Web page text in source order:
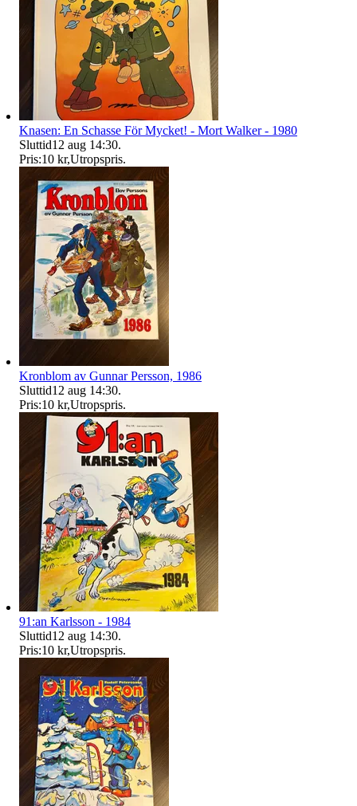
Knasen: En Schasse För Mycket! - Mort Walker - 1980
Sluttid12 aug 14:30.
Pris:10 kr,Utropspris.
Kronblom av Gunnar Persson, 1986
Sluttid12 aug 14:30.
Pris:10 kr,Utropspris.
91:an Karlsson - 1984
Sluttid12 aug 14:30.
Pris:10 kr,Utropspris.